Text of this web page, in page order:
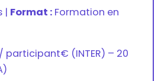
| Format : Formation en
participant€ (INTER) – 20